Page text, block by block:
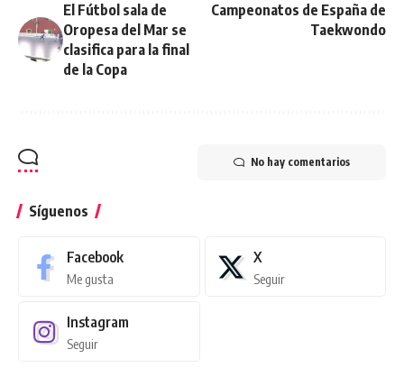
El Fútbol sala de
Oropesa del Mar se
clasifica para la final
de la Copa
Campeonatos de España de
Taekwondo
No hay comentarios
Síguenos
Facebook
Me gusta
X
Seguir
Instagram
Seguir